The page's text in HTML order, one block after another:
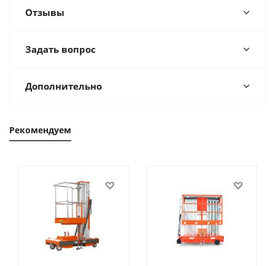
Отзывы
Задать вопрос
Дополнительно
Рекомендуем